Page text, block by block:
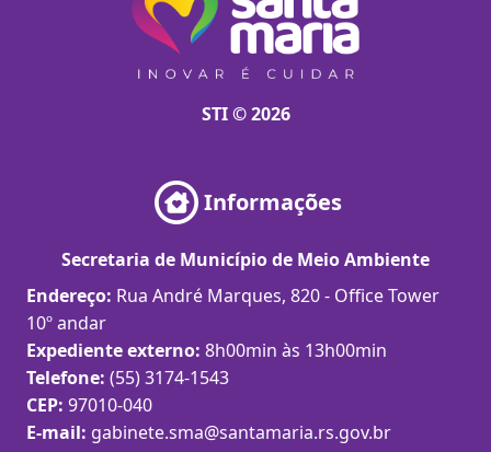
STI © 2026
Informações
Secretaria de Município de Meio Ambiente
Endereço: Rua André Marques, 820 - Office Tower
10º andar
Expediente externo: 8h00min às 13h00min
Telefone: (55) 3174-1543
CEP: 97010-040
E-mail: gabinete.sma@santamaria.rs.gov.br